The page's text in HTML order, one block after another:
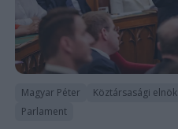
Magyar Péter Köztársasági elnök
Parlament